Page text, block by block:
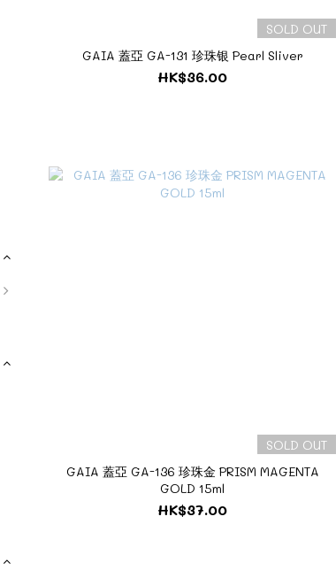
SOLD OUT
GAIA 蓋亞 GA-131 珍珠银 Pearl Sliver
HK$36.00
SOLD OUT
GAIA 蓋亞 GA-136 珍珠金 PRISM MAGENTA
GOLD 15ml
HK$37.00